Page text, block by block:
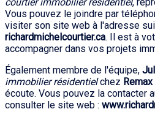
Vous pouvez le joindre par
visiter son site web à l'adresse
richardmichelcourtier.ca. Il est à
accompagner dans vos projets
Également membre de l'équipe,
immobilier résidentielchez
écoute. Vous pouvez la contacter
consulter le site web :